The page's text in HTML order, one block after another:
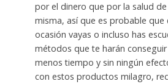
por el dinero que por la salud
misma, así que es probable que
ocasión vayas o incluso has
métodos que te harán
menos tiempo y sin ningún
con estos productos milagro,